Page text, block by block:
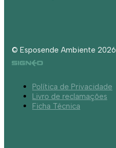
© Esposende Ambiente 2026
Política de Privacidade
Livro de reclamações
Ficha Técnica